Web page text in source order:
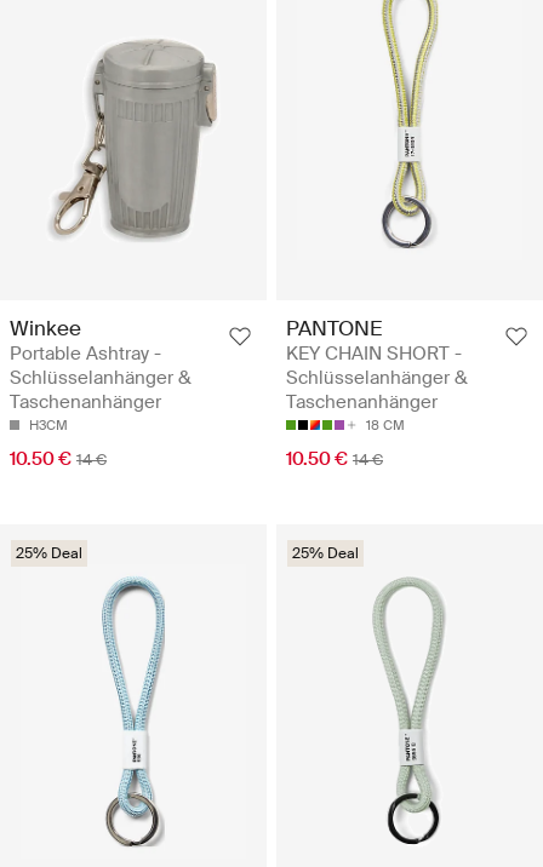
Winkee
Portable Ashtray -
Schlüsselanhänger &
Taschenanhänger
H3CM
10.50 € 14 €
PANTONE
KEY CHAIN SHORT -
Schlüsselanhänger &
Taschenanhänger
18 CM
10.50 € 14 €
25% Deal 25% Deal